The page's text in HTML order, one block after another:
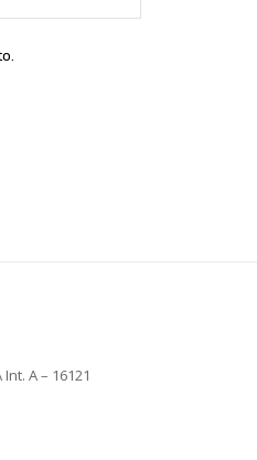
A – 16121